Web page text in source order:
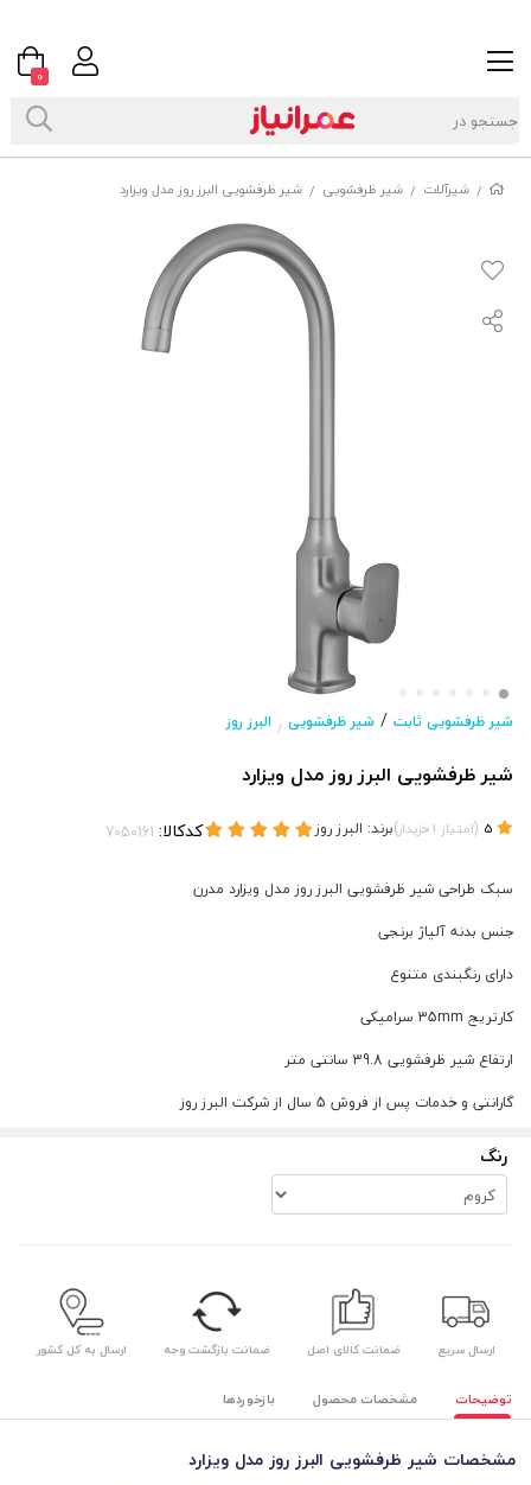
/ شیرآلات / شیر ظرفشویی / شیر ظرفشویی البرز روز مدل ویزارد
شیر ظرفشویی ثابت / شیر ظرفشویی / البرز روز
شیر ظرفشویی البرز روز مدل ویزارد
(امتیاز 1خریدار)برند: البرز روز کدکالا:
سبک طراحی شیر ظرفشویی البرز روز مدل ویزارد مدرن
جنس بدنه آلیاژ برنجی
دارای رنگبندی متنوع
کارتریج 35mm سرامیکی
ارتفاع شیر ظرفشویی 39.8 سانتی متر
گارانتی و خدمات پس از فروش 5 سال از شرکت البرز روز
رنگ
ارسال سریع ضمانت کالای اصل ضمانت بازگشت وجه ارسال به کل کشور
توضیحات مشخصات محصول بازخوردها
مشخصات شیر ظرفشویی البرز روز مدل ویزارد
0